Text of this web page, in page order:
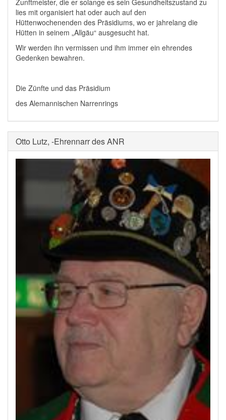
lies mit organisiert hat oder auch auf den
Hüttenwochenenden des Präsidiums, wo er jahrelang die
Hütten in seinem „Allgäu“ ausgesucht hat.
Wir werden ihn vermissen und ihm immer ein ehrendes
Gedenken bewahren.
Die Zünfte und das Präsidium
des Alemannischen Narrenrings
Otto Lutz, -Ehrennarr des ANR